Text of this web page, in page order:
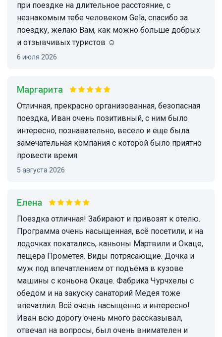
при поездке на длительное расстояние, с
незнакомым тебе человеком Gela, спасибо за
поездку, желаю Вам, как можно больше добрых
и отзывчивых туристов ☺️
6 июля 2026
Маргарита
отличная, прекрасно организованная, безопасная
поездка, Иван очень позитивный, с ним было
интересно, познавательно, весело и еще была
замечательная компания с которой было приятно
провести время
5 августа 2026
Елена
Поездка отличная! Забирают и привозят к отелю.
Программа очень насыщенная, всё посетили, и на
лодочках покатались, каньоны Мартвили и Окаце,
пещера Прометея. Виды потрясающие. Дочка и
муж под впечатлением от подъёма в кузове
машины с коньона Окаце. Фабрика Чурчхелы с
обедом и на закуску санаторий Медея тоже
впечатлил. Всё очень насыщенно и интересно!
Иван всю дорогу очень много рассказывал,
отвечал на вопросы, был очень внимателен и